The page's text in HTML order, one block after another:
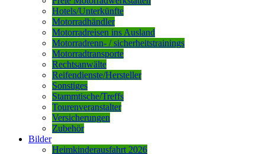
Hotels/Unterkünfte
Motorradhändler
Motorradreisen ins Ausland
Motorradrenn- / sicherheitstrainings
Motorradtransporte
Rechtsanwälte
Reifendienste/Hersteller
Sonstiges
Stammtische/Treffs
Tourenveranstalter
Versicherungen
Zubehör
Bilder
Heimkinderausfahrt 2026